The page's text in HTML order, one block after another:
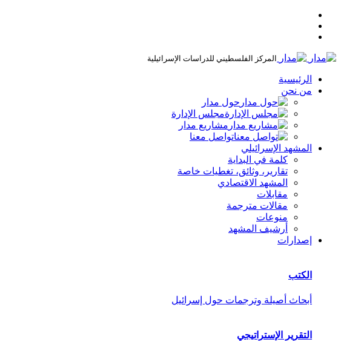
المركز الفلسطيني للدراسات الإسرائيلية
الرئيسية
من نحن
حول مدار
مجلس الإدارة
مشاريع مدار
تواصل معنا
المشهد الإسرائيلي
كلمة في البداية
تقارير، وثائق، تغطيات خاصة
المشهد الاقتصادي
مقابلات
مقالات مترجمة
منوعات
أرشيف المشهد
إصدارات
الكتب
أبحاث أصيلة وترجمات حول إسرائيل
التقرير الإستراتيجي